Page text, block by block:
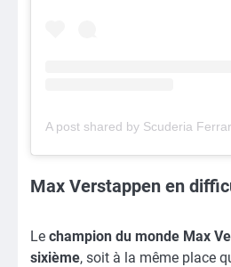
Max Verstappen en
Le champion du monde Max
sixième, soit à la même place